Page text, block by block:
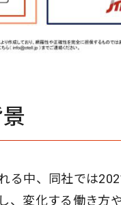
る中、同社では
、変化する働き方